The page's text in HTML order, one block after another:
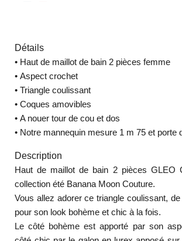
Détails
• Haut de maillot de bain 2 pièces femme
• Aspect crochet
• Triangle coulissant
• Coques amovibles
• A nouer tour de cou et dos
• Notre mannequin mesure 1 m 75 et porte
Description
Haut de maillot de bain 2 pièces GLEO
collection été Banana Moon Couture.
Vous allez adorer ce triangle coulissant,
pour son look bohème et chic à la fois.
Le côté bohème est apporté par son